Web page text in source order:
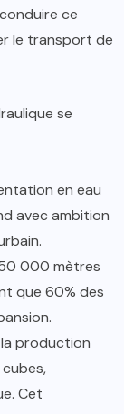
ce
le transport de
se
en eau
avec ambition
000 mètres
que 60% des
production
Cet